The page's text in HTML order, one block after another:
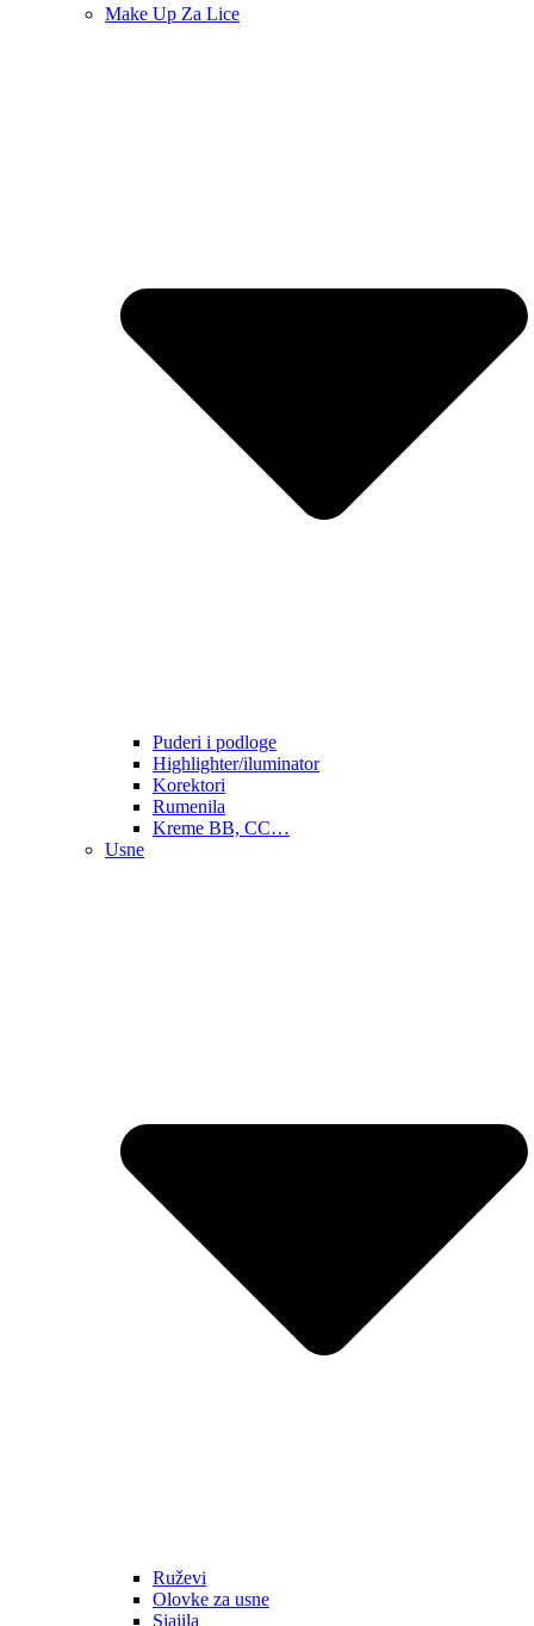
Make Up Za Lice
Puderi i podloge
Highlighter/iluminator
Korektori
Rumenila
Kreme BB, CC…
Usne
Ruževi
Olovke za usne
Sjajila